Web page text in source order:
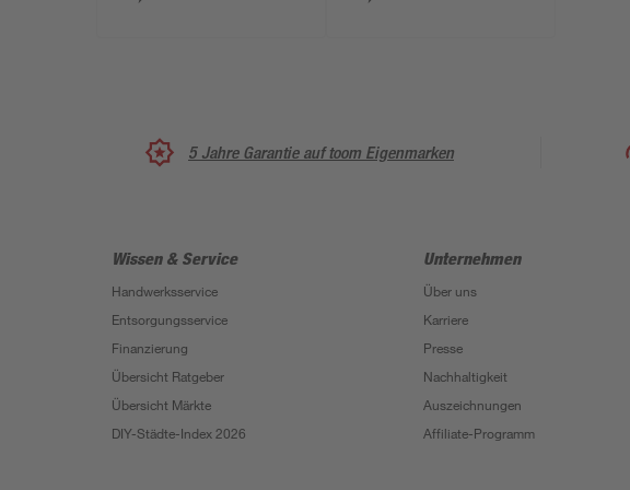
5 Jahre Garantie auf toom Eigenmarken
Wissen & Service
Handwerksservice
Entsorgungsservice
Finanzierung
Übersicht Ratgeber
Übersicht Märkte
DIY-Städte-Index 2026
Unternehmen
Über uns
Karriere
Presse
Nachhaltigkeit
Auszeichnungen
Affiliate-Programm